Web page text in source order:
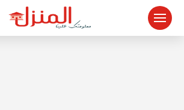
التجاوز
المحتوى